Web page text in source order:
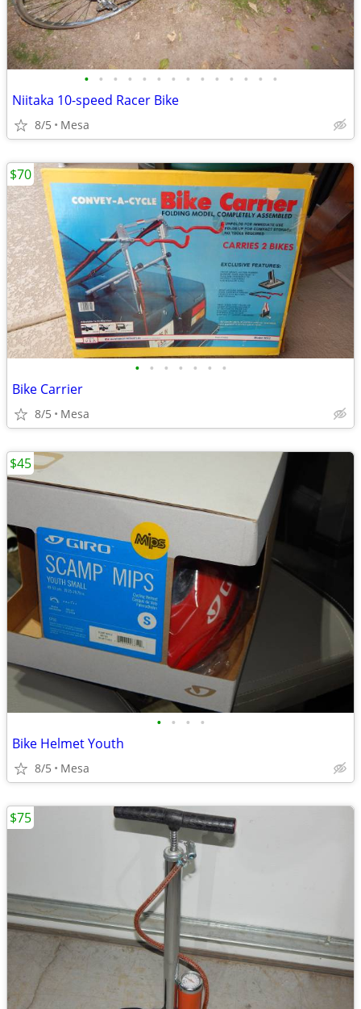
• • • • • • • • • • • • • •
Niitaka 10-speed Racer Bike
8/5 Mesa
• • • • • • •
Bike Carrier
8/5 Mesa
$70
• • • •
Bike Helmet Youth
8/5 Mesa
$45
$75